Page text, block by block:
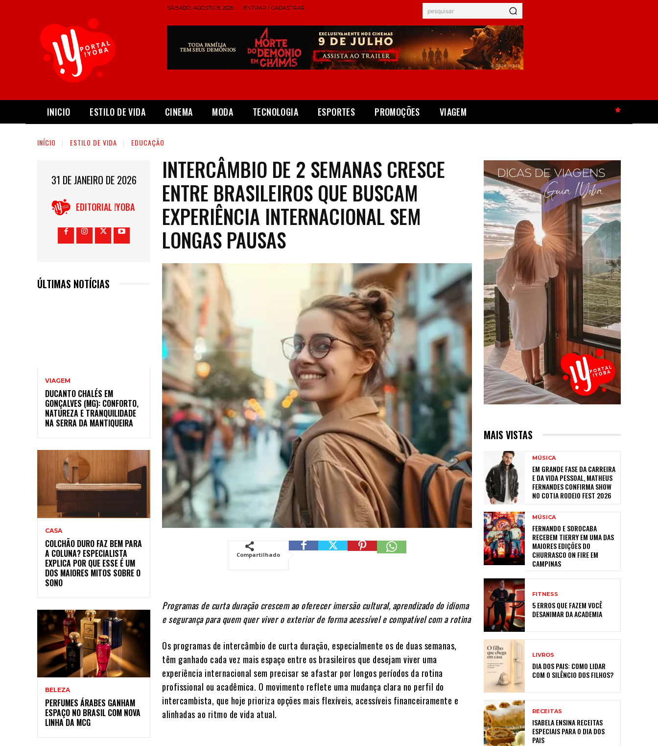
SÁBADO, AGOSTO 8, 2026 ENTRAR / CADASTRAR pesquisar
INICIO ESTILO DE VIDA CINEMA MODA TECNOLOGIA ESPORTES PROMOÇÕES VIAGEM
INÍCIO ESTILO DE VIDA EDUCAÇÃO
31 DE JANEIRO DE 2026
EDITORIAL !YOBA
ÚLTIMAS NOTÍCIAS
VIAGEM
DUCANTO CHALÉS EM
GONÇALVES (MG): CONFORTO,
NATUREZA E TRANQUILIDADE
NA SERRA DA MANTIQUEIRA
CASA
COLCHÃO DURO FAZ BEM PARA
A COLUNA? ESPECIALISTA
EXPLICA POR QUE ESSE É UM
DOS MAIORES MITOS SOBRE O
SONO
BELEZA
PERFUMES ÁRABES GANHAM
ESPAÇO NO BRASIL COM NOVA
LINHA DA MCG
INTERCÂMBIO DE 2 SEMANAS CRESCE
ENTRE BRASILEIROS QUE BUSCAM
EXPERIÊNCIA INTERNACIONAL SEM
LONGAS PAUSAS
Compartilhado
Programas de curta duração crescem ao oferecer imersão cultural, aprendizado do idioma
e segurança para quem quer viver o exterior de forma acessível e compatível com a rotina
Os programas de intercâmbio de curta duração, especialmente os de duas semanas,
têm ganhado cada vez mais espaço entre os brasileiros que desejam viver uma
experiência internacional sem precisar se afastar por longos períodos da rotina
profissional ou acadêmica. O movimento reflete uma mudança clara no perfil do
intercambista, que hoje prioriza opções mais flexíveis, acessíveis financeiramente e
alinhadas ao ritmo de vida atual.
MAIS VISTAS
MÚSICA
EM GRANDE FASE DA CARREIRA
E DA VIDA PESSOAL, MATHEUS
FERNANDES CONFIRMA SHOW
NO COTIA RODEIO FEST 2026
MÚSICA
FERNANDO E SOROCABA
RECEBEM TIERRY EM UMA DAS
MAIORES EDIÇÕES DO
CHURRASCO ON FIRE EM
CAMPINAS
FITNESS
5 ERROS QUE FAZEM VOCÊ
DESANIMAR DA ACADEMIA
LIVROS
DIA DOS PAIS: COMO LIDAR
COM O SILÊNCIO DOS FILHOS?
RECEITAS
ISABELA ENSINA RECEITAS
ESPECIAIS PARA O DIA DOS
PAIS